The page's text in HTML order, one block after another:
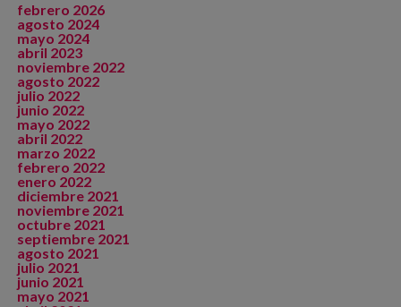
febrero 2026
agosto 2024
mayo 2024
abril 2023
noviembre 2022
agosto 2022
julio 2022
junio 2022
mayo 2022
abril 2022
marzo 2022
febrero 2022
enero 2022
diciembre 2021
noviembre 2021
octubre 2021
septiembre 2021
agosto 2021
julio 2021
junio 2021
mayo 2021